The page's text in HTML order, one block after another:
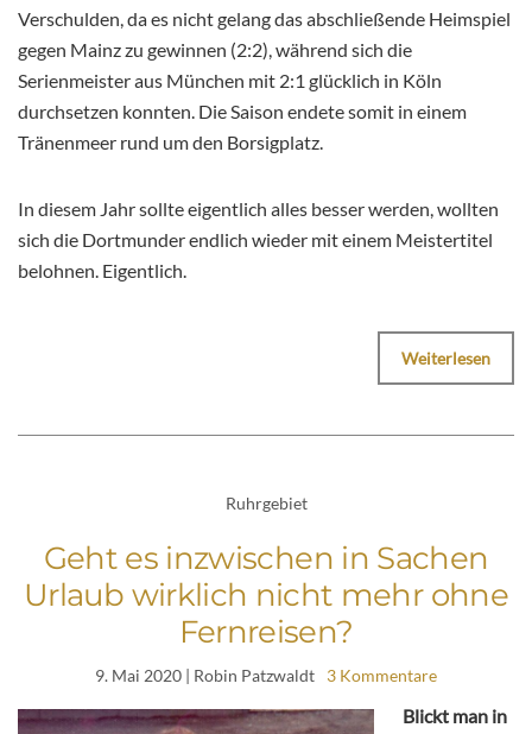
Verschulden, da es nicht gelang das abschließende Heimspiel
gegen Mainz zu gewinnen (2:2), während sich die
Serienmeister aus München mit 2:1 glücklich in Köln
durchsetzen konnten. Die Saison endete somit in einem
Tränenmeer rund um den Borsigplatz.
In diesem Jahr sollte eigentlich alles besser werden, wollten
sich die Dortmunder endlich wieder mit einem Meistertitel
belohnen. Eigentlich.
Weiterlesen
Ruhrgebiet
Geht es inzwischen in Sachen
Urlaub wirklich nicht mehr ohne
Fernreisen?
9. Mai 2020 | Robin Patzwaldt 3 Kommentare
Blickt man in